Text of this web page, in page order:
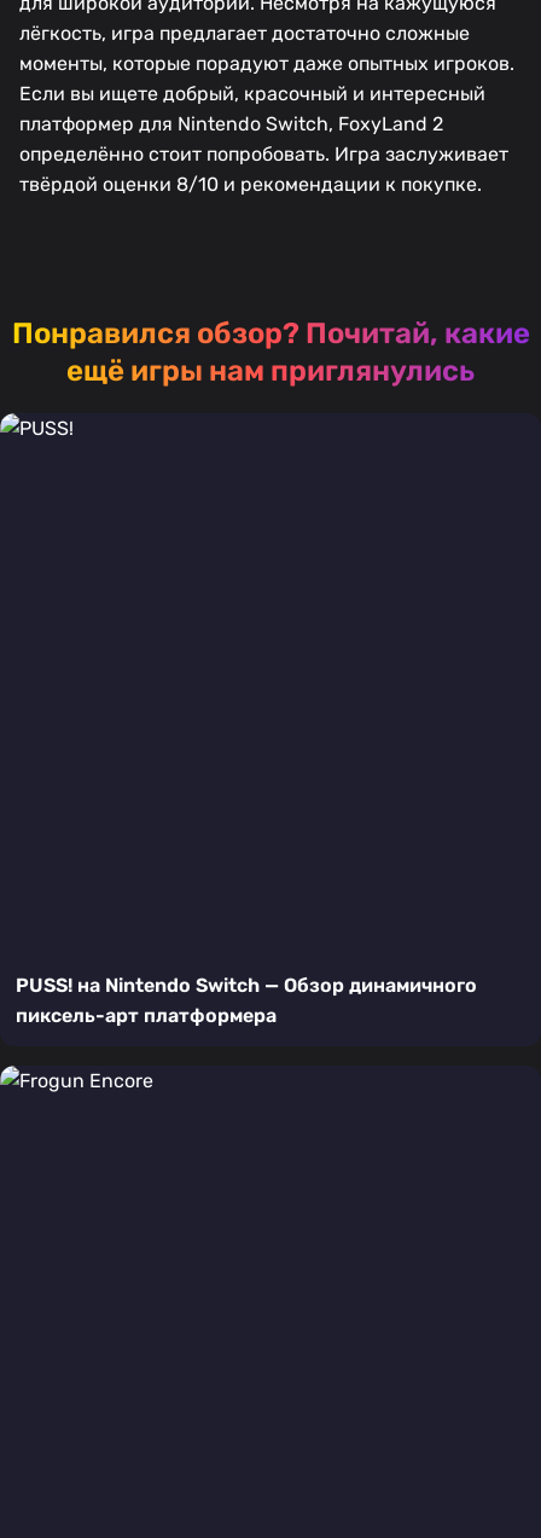
лёгкость, игра предлагает достаточно сложные
моменты, которые порадуют даже опытных игроков.
Если вы ищете добрый, красочный и интересный
платформер для Nintendo Switch, FoxyLand 2
определённо стоит попробовать. Игра заслуживает
твёрдой оценки 8/10 и рекомендации к покупке.
Понравился обзор? Почитай, какие
ещё игры нам приглянулись
PUSS! на Nintendo Switch — Обзор динамичного
пиксель-арт платформера